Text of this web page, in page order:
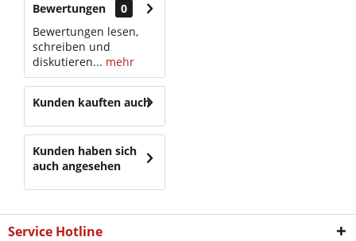
Bewertungen
0
Bewertungen lesen,
schreiben und
diskutieren... mehr
Kunden kauften auch
Kunden haben sich
auch angesehen
Service Hotline